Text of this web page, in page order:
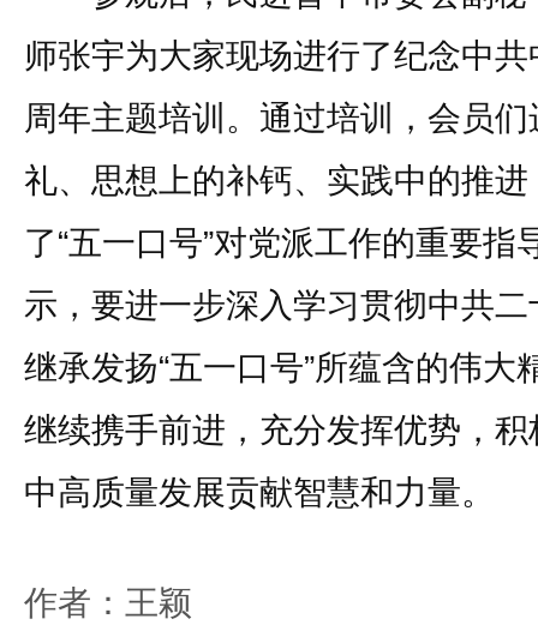
师张宇为大家现场进行了纪念中共
周年主题培训。通过培训，会员
礼、思想上的补钙、实践中的推
了“五一口号”对党派工作的重要指
示，要进一步深入学习贯彻中共
继承发扬“五一口号”所蕴含的伟大
继续携手前进，充分发挥优势，
中高质量发展贡献智慧和力量。
作者：王颖